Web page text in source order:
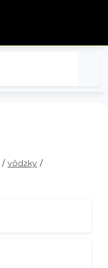
/ vôdzky /